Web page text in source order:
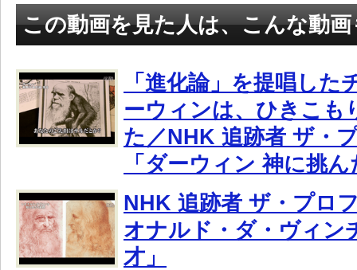
この動画を見た人は、こんな動
「進化論」を提唱した
ーウィンは、ひきこも
た／NHK 追跡者 ザ・
「ダーウィン 神に挑
NHK 追跡者 ザ・プロ
オナルド・ダ・ヴィン
才」